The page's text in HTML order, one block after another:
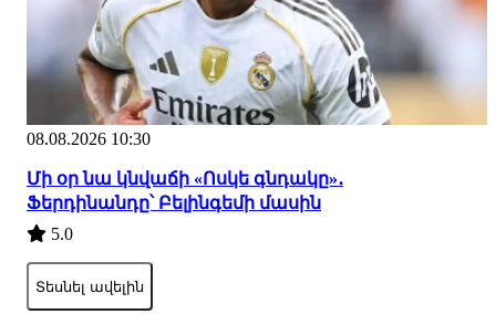
08.08.2026 10:30
Մի օր նա կնվաճի «Ոսկե գնդակը»․
Ֆերդինանդը՝ Բելինգեմի մասին
5.0
Տեսնել ավելին